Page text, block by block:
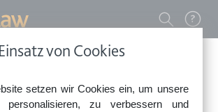
Einsatz von Cookies
setzen wir Cookies ein, um unsere
personalisieren, zu verbessern und
268 (kostenfrei)
Service-Team:
8-18 Uhr